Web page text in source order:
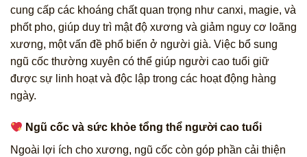
cung cấp các khoáng chất quan trọng như canxi, magie, và
phốt pho, giúp duy trì mật độ xương và giảm nguy cơ loãng
xương, một vấn đề phổ biến ở người già. Việc bổ sung
ngũ cốc thường xuyên có thể giúp người cao tuổi giữ
được sự linh hoạt và độc lập trong các hoạt động hàng
ngày.
Ngũ cốc và sức khỏe tổng thể người cao tuổi
Ngoài lợi ích cho xương, ngũ cốc còn góp phần cải thiện